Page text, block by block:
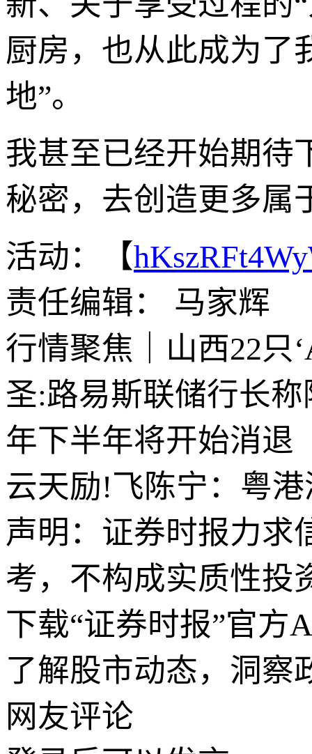
厨房，也从此成为了
地”。
我甚至已经开始期待
秘密，去创造更多属
活动：【
责任编辑： 马家辉
行情聚焦｜山西22只
圣:路易斯联储行长
年下半年将开始消退
云天励!飞陈宁：粤
声明：证券时报力求
考，不构成实质性投
下载“证券时报”官方
了解股市动态，洞察
网友评论